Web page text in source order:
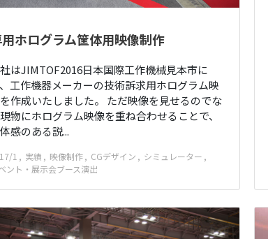
ホログラム筐体用映像制作
はJIMTOF2016日本国際工作機械見本市に
工作機器メーカーの技術訴求用ホログラム映
作成いたしました。 ただ映像を見せるのでな
物にホログラム映像を重ね合わせることで、
感のある説...
1 実績 映像制作 CGデザイン
シミュレーター
ント・展示会ブース演出